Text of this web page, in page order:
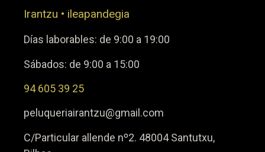
Irantzu • ileapandegia
Días laborables: de 9:00 a 19:00
Sábados: de 9:00 a 15:00
94 605 39 25
peluqueriairantzu@gmail.com
C/Particular allende nº2. 48004 Santutxu,